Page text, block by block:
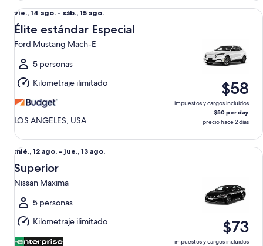
Del
vie.,
14
ago.
al
sáb.,
15
ago.
vie., 14 ago. - sáb., 15 ago.
Élite estándar Especial
Ford Mustang Mach-E
5 personas
Kilometraje ilimitado
LOS ANGELES, USA
$58
impuestos y cargos incluidos
$50 per day
precio hace 2 días
Élite estándar Especial Ford Mustang Mach-E
Del
mié.,
12
ago.
al
jue.,
13
ago.
mié., 12 ago. - jue., 13 ago.
Superior
Nissan Maxima
5 personas
Kilometraje ilimitado
$73
impuestos y cargos incluidos
Superior Nissan Maxima